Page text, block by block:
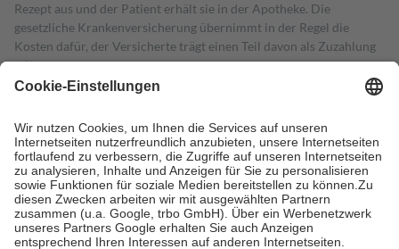
Rezept aus und der Patient erhält sie in der Apotheke. Die
gesetzliche Krankenversicherung übernimmt in der Regel die
Kosten dafür, der Versicherte trägt einen Teil davon als Zuzahlung
mit.
Grundsätzlich leisten Mitglieder Zuzahlungen in Höhe von zehn
höchstens zehn Euro.
Es sind jedoch nie mehr als die tatsächlichen
Kosten der Leistung zu entrichten.
Diese Regeln gelten grundsätzlich auch für Online-Apotheken.
Bei Heilmitteln und häuslicher Krankenpflege beträgt die
Zuzahlung zehn Prozent der Kosten sowie zehn Euro je
Verordnung.
Um das Engagement der Versicherten für ihre eigene Gesundheit zu